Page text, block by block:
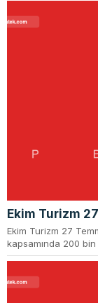
Ekim Turizm
Ekim Turizm 27
kapsamında 200 bin